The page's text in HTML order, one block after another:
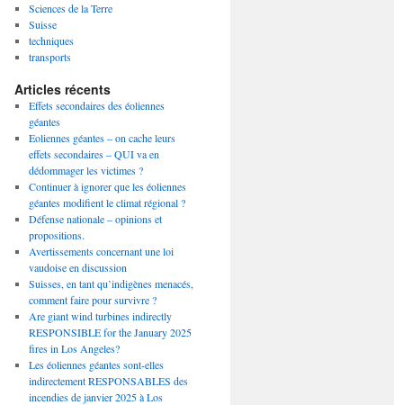
Sciences de la Terre
Suisse
techniques
transports
Articles récents
Effets secondaires des éoliennes
géantes
Eoliennes géantes – on cache leurs
effets secondaires – QUI va en
dédommager les victimes ?
Continuer à ignorer que les éoliennes
géantes modifient le climat régional ?
Défense nationale – opinions et
propositions.
Avertissements concernant une loi
vaudoise en discussion
Suisses, en tant qu’indigènes menacés,
comment faire pour survivre ?
Are giant wind turbines indirectly
RESPONSIBLE for the January 2025
fires in Los Angeles?
Les éoliennes géantes sont-elles
indirectement RESPONSABLES des
incendies de janvier 2025 à Los